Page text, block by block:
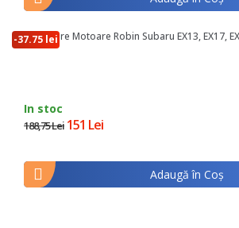
-37.75 lei
Aprindere Motoare Robin Subaru EX13, EX17,
In stoc
188,75 Lei 151 Lei
Adaugă în Coş